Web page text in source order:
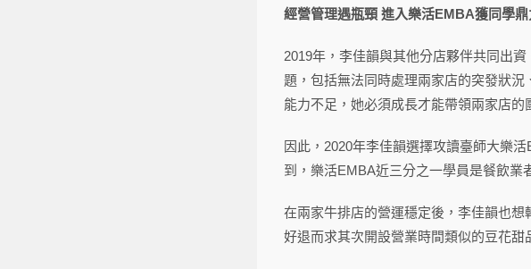
經營管理遇瓶頸 進入樂活EMBA獲同學
2019年，李佳韻與其他分店夥伴共同出
題，包括無法同時處理兩家店的突發狀
能力不足，她必須成長才能帶領兩家店的
因此，2020年李佳韻選擇攻讀臺師大樂
到，樂活EMBA近三分之一學員是餐飲業
在兩家牛排店的營運穩定後，李佳韻也
好退而求其次開設營業時間類似的豆花